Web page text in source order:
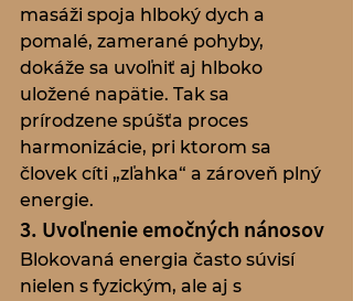
masáži spoja hlboký dych a
pomalé, zamerané pohyby,
dokáže sa uvoľniť aj hlboko
uložené napätie. Tak sa
prírodzene spúšťa proces
harmonizácie, pri ktorom sa
človek cíti „zľahka“ a zároveň plný
energie.
3. Uvoľnenie emočných nánosov
Blokovaná energia často súvisí
nielen s fyzickým, ale aj s